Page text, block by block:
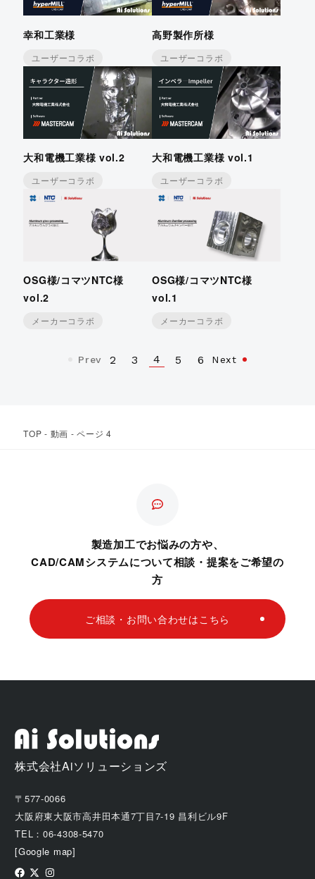
幸和工業様
ユーザーコラボ
高野製作所様
ユーザーコラボ
大和電機工業様 vol.2
ユーザーコラボ
大和電機工業様 vol.1
ユーザーコラボ
OSG様/コマツNTC様
vol.2
メーカーコラボ
OSG様/コマツNTC様
vol.1
メーカーコラボ
Prev 2 3 4 5 6 Next
TOP - 動画 -ページ 4
製造加工でお悩みの方や、
CAD/CAMシステムについて相談・提案をご希望の
方
ご相談・お問い合わせはこちら
株式会社Aiソリューションズ
〒577-0066
大阪府東大阪市高井田本通7丁目7-19 昌利ビル9F
TEL：06-4308-5470
[Google map]